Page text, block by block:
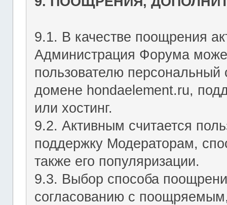
9.1. В качестве поощрения
Администрация Форума
пользователю персональный
домене hondaelement.ru,
или хостинг.
9.2. Активным считается
поддержку Модераторам,
также его популяризации.
9.3. Выбор способа
согласованию с